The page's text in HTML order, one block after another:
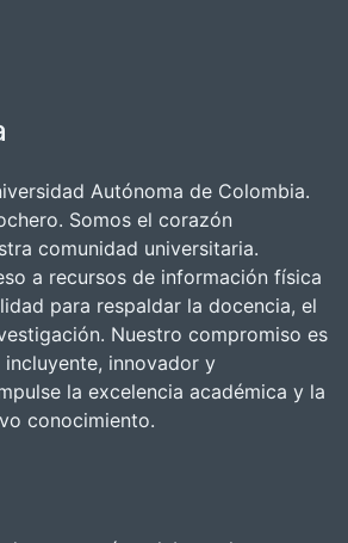
Autónoma de Colombia.
Somos el corazón
comunidad universitaria.
a recursos de información física
para respaldar la docencia, el
Nuestro compromiso es
innovador y
la excelencia académica y la
conocimiento.